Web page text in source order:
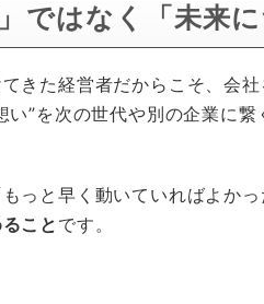
」ではなく「未来
きた経営者だからこそ、会
い”を次の世代や別の企業に
っと早く動いていればよか
ことです。